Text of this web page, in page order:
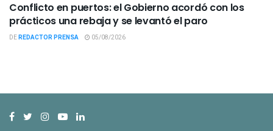
Conflicto en puertos: el Gobierno acordó con los
prácticos una rebaja y se levantó el paro
DEREDACTOR PRENSA 05/08/2026